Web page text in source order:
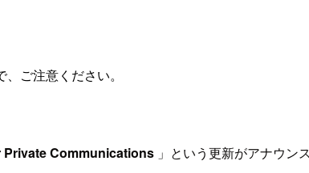
ご注意ください。
Private Communications 」という更新がアナウン